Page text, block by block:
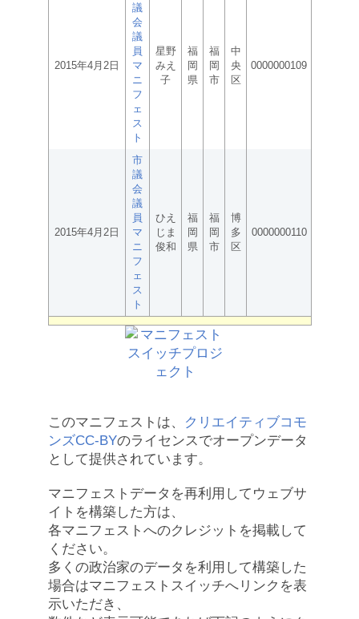
2015年4月2日
議
会
議
員
マ
ニ
フ
ェ
ス
ト
星野
みえ
子
福
岡
県
福
岡
市
中
央
区
0000000109
2015年4月2日
市
議
会
議
員
マ
ニ
フ
ェ
ス
ト
ひえ
じま
俊和
福
岡
県
福
岡
市
博
多
区
0000000110
このマニフェストは、
クリエイティブコモ
ンズCC-BYのライセンスでオープンデータ
として提供されています。
マニフェストデータを再利用してウェブサ
イトを構築した方は、
各マニフェストへのクレジットを掲載して
ください。
多くの政治家のデータを利用して構築した
場合はマニフェストスイッチへリンクを表
示いただき、